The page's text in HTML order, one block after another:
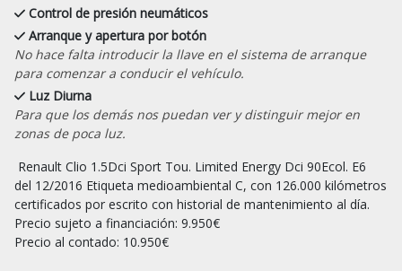
Control de presión neumáticos
Arranque y apertura por botón
No hace falta introducir la llave en el sistema de arranque
para comenzar a conducir el vehículo.
Luz Diurna
Para que los demás nos puedan ver y distinguir mejor en
zonas de poca luz.
del 12/2016 Etiqueta medioambiental C, con 126.000 kilómetros
certificados por escrito con historial de mantenimiento al día.
Precio sujeto a financiación: 9.950€
Precio al contado: 10.950€